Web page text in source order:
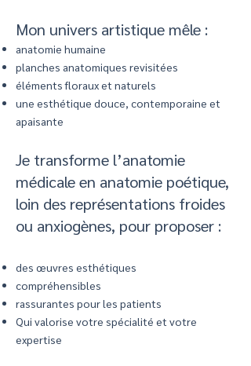
Mon univers artistique mêle :
anatomie humaine
planches anatomiques revisitées
éléments floraux et naturels
une esthétique douce, contemporaine et
apaisante
Je transforme l’anatomie
médicale en anatomie poétique,
loin des représentations froides
ou anxiogènes, pour proposer :
des œuvres esthétiques
compréhensibles
rassurantes pour les patients
Qui valorise votre spécialité et votre
expertise